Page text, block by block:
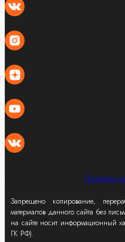
Политика
Запрещено копирование,
материалов данного сайта без
на сайте носит информационный
ГК РФ).